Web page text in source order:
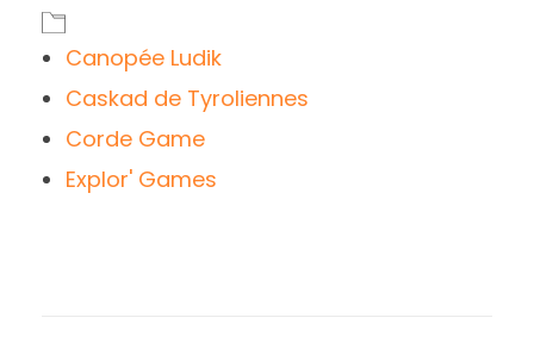
Canopée Ludik
Caskad de Tyroliennes
Corde Game
Explor' Games